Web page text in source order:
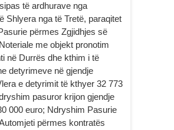
të ardhurave nga
Shlyera nga të Tretë, paraqitet
përmes Zgjidhjes së
me objekt pronotim
në Durrës dhe kthim i të
detyrimeve në gjendje
e detyrimit të kthyer 32 773
pasuror krijon gjendje
000 euro; Ndryshim Pasurie
përmes kontratës